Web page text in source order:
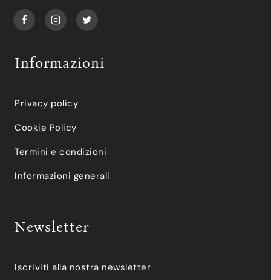
Informazioni
Privacy policy
Cookie Policy
Termini e condizioni
Informazioni generali
Newsletter
Iscriviti alla nostra newsletter